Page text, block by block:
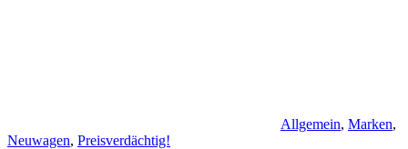
Allgemein, Marken,
Neuwagen, Preisverdächtig!